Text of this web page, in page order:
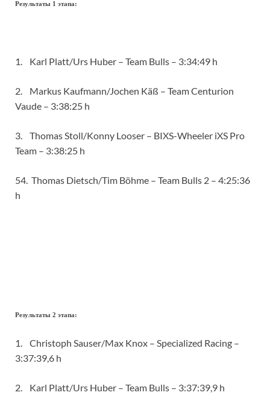
Результаты 1 этапа:
1. Karl Platt/Urs Huber – Team Bulls – 3:34:49 h
2. Markus Kaufmann/Jochen Käß – Team Centurion
Vaude – 3:38:25 h
3. Thomas Stoll/Konny Looser – BIXS-Wheeler iXS Pro
Team – 3:38:25 h
54. Thomas Dietsch/Tim Böhme – Team Bulls 2 – 4:25:36
h
Результаты 2 этапа:
1. Christoph Sauser/Max Knox – Specialized Racing –
3:37:39,6 h
2. Karl Platt/Urs Huber – Team Bulls – 3:37:39,9 h